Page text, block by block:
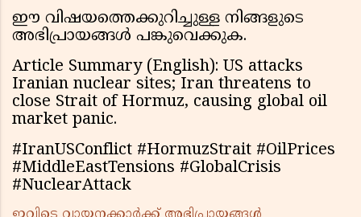
ഈ വിഷയത്തെക്കുറിച്ചുള്ള നിങ്ങളുടെ
അഭിപ്രായങ്ങൾ പങ്കുവെക്കുക.
Article Summary (English): US attacks
Iranian nuclear sites; Iran threatens to
close Strait of Hormuz, causing global oil
market panic.
#IranUSConflict #HormuzStrait #OilPrices
#MiddleEastTensions #GlobalCrisis
#NuclearAttack